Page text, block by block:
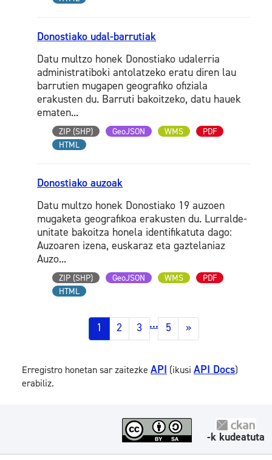
Donostiako udal-barrutiak
Datu multzo honek Donostiako udalerria
administratiboki antolatzeko eratu diren lau
barrutien mugapen geografiko ofiziala
erakusten du. Barruti bakoitzeko, datu hauek
ematen...
ZIP (SHP) GeoJSON WMS
PDF
HTML
Donostiako auzoak
Datu multzo honek Donostiako 19 auzoen
mugaketa geografikoa erakusten du. Lurralde-
unitate bakoitza honela identifikatuta dago:
Auzoaren izena, euskaraz eta gaztelaniaz
Auzo...
ZIP (SHP) GeoJSON WMS
PDF
HTML
1 2 3 ... 5 »
Erregistro honetan sar zaitezke API (ikusi API Docs)
erabiliz.
-k kudeatuta